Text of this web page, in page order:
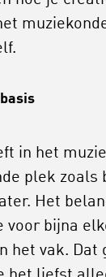
in het
plek zoals
Het
voor bijna
het vak. Dat